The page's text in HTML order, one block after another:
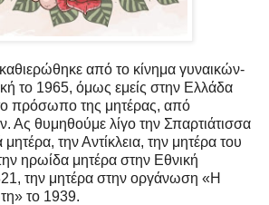
από το κίνημα γυναικών-
το 1965, όμως εμείς στην Ελλάδα
το πρόσωπο της μητέρας, από
Ας θυμηθούμε λίγο την Σπαρτιάτισσα
μητέρα, την Αντίκλεια, την μητέρα του
ηρωίδα μητέρα στην Εθνική
την μητέρα στην οργάνωση «Η
το 1939.